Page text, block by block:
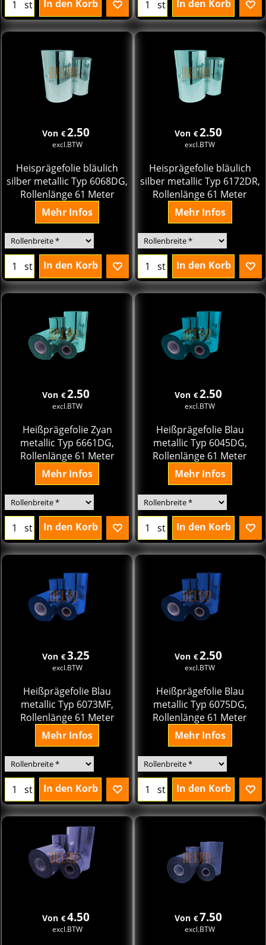
st In den Korb st In den Korb
Von €2.50
excl.BTW
Heisprägefolie bläulich
silber metallic Typ 6068DG,
Rollenlänge 61 Meter
Mehr Infos
st In den Korb
Von €2.50
excl.BTW
Heisprägefolie bläulich
silber metallic Typ 6172DR,
Rollenlänge 61 Meter
Mehr Infos
st In den Korb
Von €2.50
excl.BTW
Heißprägefolie Zyan
metallic Typ 6661DG,
Rollenlänge 61 Meter
Mehr Infos
st In den Korb
Von €2.50
excl.BTW
Heißprägefolie Blau
metallic Typ 6045DG,
Rollenlänge 61 Meter
Mehr Infos
st In den Korb
Von €3.25
excl.BTW
Heißprägefolie Blau
metallic Typ 6073MF,
Rollenlänge 61 Meter
Mehr Infos
st In den Korb
Von €2.50
excl.BTW
Heißprägefolie Blau
metallic Typ 6075DG,
Rollenlänge 61 Meter
Mehr Infos
st In den Korb
Von €4.50
excl.BTW
Von €7.50
excl.BTW